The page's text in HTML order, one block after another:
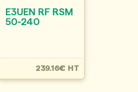
E3UEN RF RSM
50-240
239.16€ HT